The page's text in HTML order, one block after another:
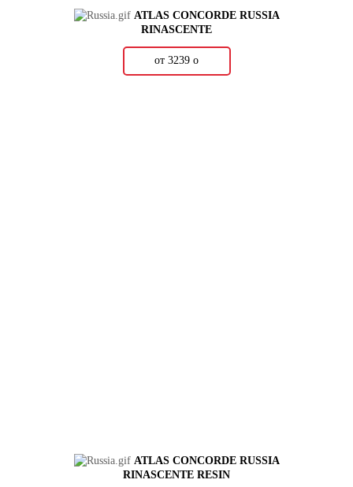
ATLAS CONCORDE RUSSIA
RINASCENTE
от 3239 о
ATLAS CONCORDE RUSSIA
RINASCENTE RESIN